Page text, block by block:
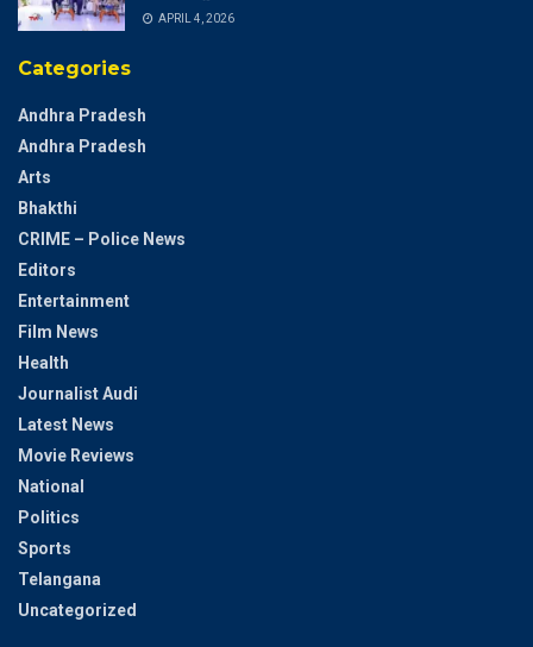
APRIL 4, 2026
Categories
Andhra Pradesh
Andhra Pradesh
Arts
Bhakthi
CRIME – Police News
Editors
Entertainment
Film News
Health
Journalist Audi
Latest News
Movie Reviews
National
Politics
Sports
Telangana
Uncategorized